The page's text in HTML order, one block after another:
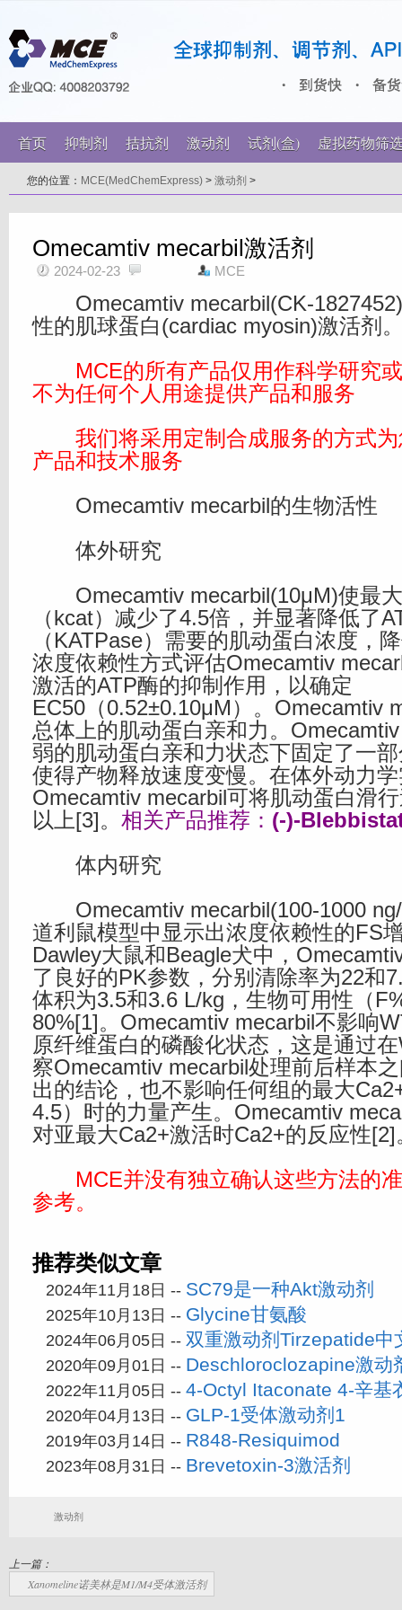
首页 抑制剂 拮抗剂 激动剂 试剂(盒) 虚拟药物筛
您的位置： MCE(MedChemExpress) > 激动剂 >
Omecamtiv mecarbil激活剂
2024-02-23 MCE
Omecamtiv mecarbil(CK-
性的肌球蛋白(cardiac myosin)激活剂
MCE的所有产品仅用作科学研究或
不为任何个人用途提供产品和服务
我们将采用定制合成服务的方式为
产品和技术服务
Omecamtiv mecarbil的生物活性
体外研究
Omecamtiv mecarbil(10μM)使最大
（kcat）减少了4.5倍，并显著降低了
（KATPase）需要的肌动蛋白浓度，
浓度依赖性方式评估Omecamtiv
激活的ATP酶的抑制作用，以确定
EC50（0.52±0.10μM）。Omecamtiv
总体上的肌动蛋白亲和力。
弱的肌动蛋白亲和力状态下固定了一
使得产物释放速度变慢。在体外动力
Omecamtiv mecarbil可将肌动蛋白滑
以上[3]。 相关产品推荐： (-)-
体内研究
Omecamtiv mecarbil(100-1000 ng/
道利鼠模型中显示出浓度依赖性的FS
Dawley大鼠和Beagle犬中，
了良好的PK参数，分别清除率为22和
体积为3.5和3.6 L/kg，生物可用性（
80%[1]。Omecamtiv mecarbil不影响
原纤维蛋白的磷酸化状态，这是通过
察Omecamtiv mecarbil处理前后样本
出的结论，也不影响任何组的最大
4.5）时的力量产生。Omecamtiv
对亚最大Ca2+激活时Ca2+的反应性[2]
MCE并没有独立确认这些方法的准
参考。
推荐类似文章
2024年11月18日 -- SC79是一种Akt激动剂
2025年10月13日 -- Glycine甘氨酸
2024年06月05日 -- 双重激动剂Tirzepatide中
2020年09月01日 -- Deschloroclozapine激动
2022年11月05日 -- 4-Octyl Itaconate 4-辛基
2020年04月13日 -- GLP-1受体激动剂1
2019年03月14日 -- R848-Resiquimod
2023年08月31日 -- Brevetoxin-3激活剂
激动剂
上一篇：
Xanomeline诺美林是M1/M4受体激活剂